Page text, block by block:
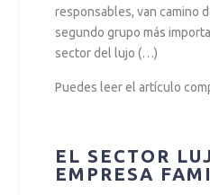
responsables, van camino
segundo grupo más
sector del lujo (…)
Puedes leer el artículo
EL SECTOR
EMPRESA